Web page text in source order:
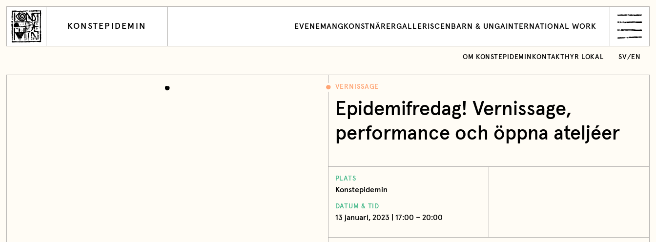
KONSTEPIDEMIN EVENEMANG KONSTNÄRERGALLERI SCEN BARN & UNGA INTERNATIONAL WORK
OM KONSTEPIDEMIN KONTAKT HYR LOKAL SV/ EN
VERNISSAGE
Epidemifredag! Vernissage,
performance och öppna ateljéer
PLATS
Konstepidemin
DATUM & TID
13 januari, 2023 | 17:00 – 20:00